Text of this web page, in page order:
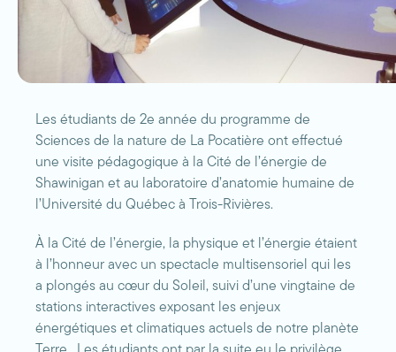
Les étudiants de 2e année du programme de
Sciences de la nature de La Pocatière ont effectué
une visite pédagogique à la Cité de l’énergie de
Shawinigan et au laboratoire d’anatomie humaine de
l’Université du Québec à Trois-Rivières.
À la Cité de l’énergie, la physique et l’énergie étaient
à l’honneur avec un spectacle multisensoriel qui les
a plongés au cœur du Soleil, suivi d’une vingtaine de
stations interactives exposant les enjeux
énergétiques et climatiques actuels de notre planète